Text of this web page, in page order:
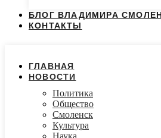
БЛОГ ВЛАДИМИРА
КОНТАКТЫ
ГЛАВНАЯ
НОВОСТИ
Политика
Общество
Смоленск
Культура
Наука